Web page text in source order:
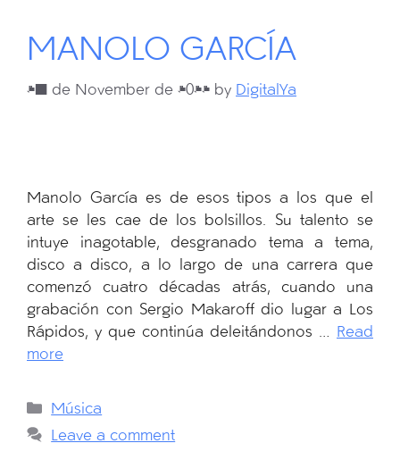
MANOLO GARCÍA
27 de November de 2024 by DigitalYa
Manolo García es de esos tipos a los que el
arte se les cae de los bolsillos. Su talento se
intuye inagotable, desgranado tema a tema,
disco a disco, a lo largo de una carrera que
comenzó cuatro décadas atrás, cuando una
grabación con Sergio Makaroff dio lugar a Los
Rápidos, y que continúa deleitándonos … Read
more
Categories
Música
Leave a comment